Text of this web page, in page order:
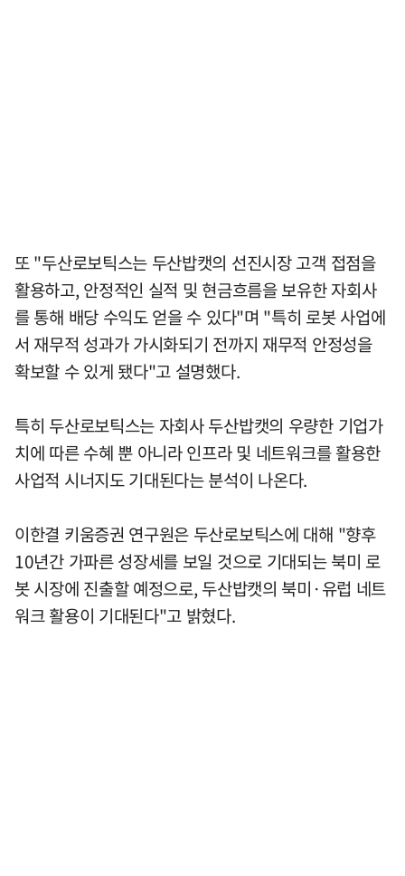
또 "두산로보틱스는 두산밥캣의 선진시장 고객 접점을
활용하고, 안정적인 실적 및 현금흐름을 보유한 자회사
를 통해 배당 수익도 얻을 수 있다"며 "특히 로봇 사업에
서 재무적 성과가 가시화되기 전까지 재무적 안정성을
확보할 수 있게 됐다"고 설명했다.
특히 두산로보틱스는 자회사 두산밥캣의 우량한 기업가
치에 따른 수혜 뿐 아니라 인프라 및 네트워크를 활용한
사업적 시너지도 기대된다는 분석이 나온다.
이한결 키움증권 연구원은 두산로보틱스에 대해 "향후
10년간 가파른 성장세를 보일 것으로 기대되는 북미 로
봇 시장에 진출할 예정으로, 두산밥캣의 북미·유럽 네트
워크 활용이 기대된다"고 밝혔다.